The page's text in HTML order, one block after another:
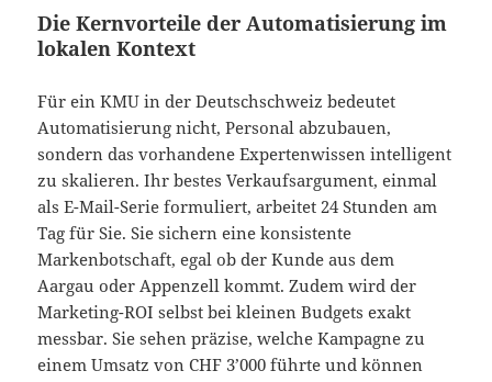
Die Kernvorteile der Automatisierung im
lokalen Kontext
Für ein KMU in der Deutschschweiz bedeutet
Automatisierung nicht, Personal abzubauen,
sondern das vorhandene Expertenwissen intelligent
zu skalieren. Ihr bestes Verkaufsargument, einmal
als E-Mail-Serie formuliert, arbeitet 24 Stunden am
Tag für Sie. Sie sichern eine konsistente
Markenbotschaft, egal ob der Kunde aus dem
Aargau oder Appenzell kommt. Zudem wird der
Marketing-ROI selbst bei kleinen Budgets exakt
messbar. Sie sehen präzise, welche Kampagne zu
einem Umsatz von CHF 3’000 führte und können